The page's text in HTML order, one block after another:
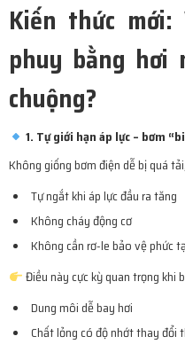
Kiến thức
phuy bằng hơi
chuộng?
1. Tự giới hạn áp lực – bơm
Không giống bơm điện dễ bị quá
Tự ngắt khi áp lực đầu ra tăng
Không cháy động cơ
Không cần rơ-le bảo vệ phức
Điều này cực kỳ quan trọng khi
Dung môi dễ bay hơi
Chất lỏng có độ nhớt thay đổi